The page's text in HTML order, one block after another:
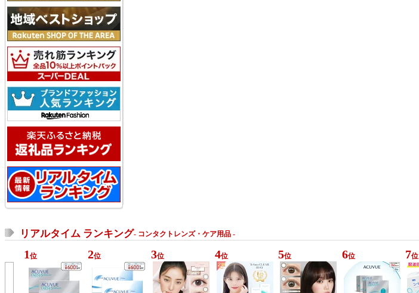
リアルタイム ランキング- コンタクトレンズ・ケア用品 -
1 位 2位 3位 4位 5位 6位 7位